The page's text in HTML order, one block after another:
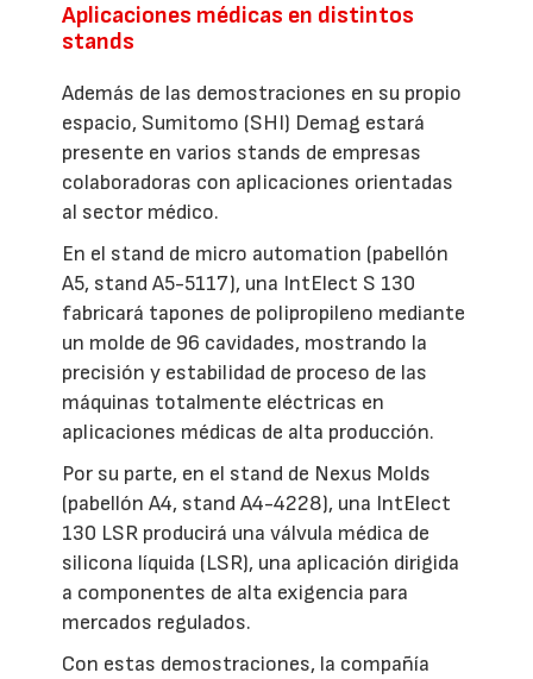
Aplicaciones médicas en distintos
stands
Además de las demostraciones en su propio
espacio, Sumitomo (SHI) Demag estará
presente en varios stands de empresas
colaboradoras con aplicaciones orientadas
al sector médico.
En el stand de micro automation (pabellón
A5, stand A5-5117), una IntElect S 130
fabricará tapones de polipropileno mediante
un molde de 96 cavidades, mostrando la
precisión y estabilidad de proceso de las
máquinas totalmente eléctricas en
aplicaciones médicas de alta producción.
Por su parte, en el stand de Nexus Molds
(pabellón A4, stand A4-4228), una IntElect
130 LSR producirá una válvula médica de
silicona líquida (LSR), una aplicación dirigida
a componentes de alta exigencia para
mercados regulados.
Con estas demostraciones, la compañía